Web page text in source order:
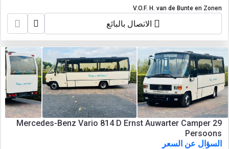
V.O.F. H. van de Bunte en Zonen
الاتصال بالبائع
Mercedes-Benz Vario 814 D Ernst Auwarter Camper 29
Persoons
السؤال عن السعر